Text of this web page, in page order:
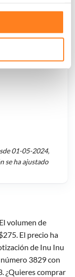
om deze
volumen de
El precio ha
de Inu Inu
3829 con
¿Quieres comprar
01-05-2024,
se ha ajustado